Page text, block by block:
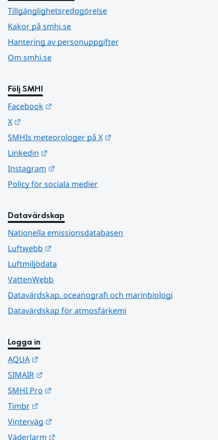
Tillgänglighetsredogörelse
Kakor på smhi.se
Hantering av personuppgifter
Om smhi.se
Följ SMHI
Facebook
X
SMHIs meteorologer på X
Linkedin
Instagram
Policy för sociala medier
Datavärdskap
Nationella emissionsdatabasen
Luftwebb
Luftmiljödata
VattenWebb
Datavärdskap, oceanografi och marinbiologi
Datavärdskap för atmosfärkemi
Logga in
AQUA
SIMAIR
SMHI Pro
Timbr
Vinterväg
Väderlarm